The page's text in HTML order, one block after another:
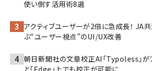
使い倒す活用術8選
アクティブユーザーが2倍に急成長！ JA
ぶ“ユーザー視点”のUI/UX改善
朝日新聞社の文章校正AI「Typoless」が